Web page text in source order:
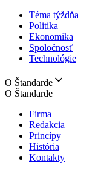
Téma týždňa
Politika
Ekonomika
Spoločnosť
Technológie
O Štandarde
O Štandarde
Firma
Redakcia
Princípy
História
Kontakty